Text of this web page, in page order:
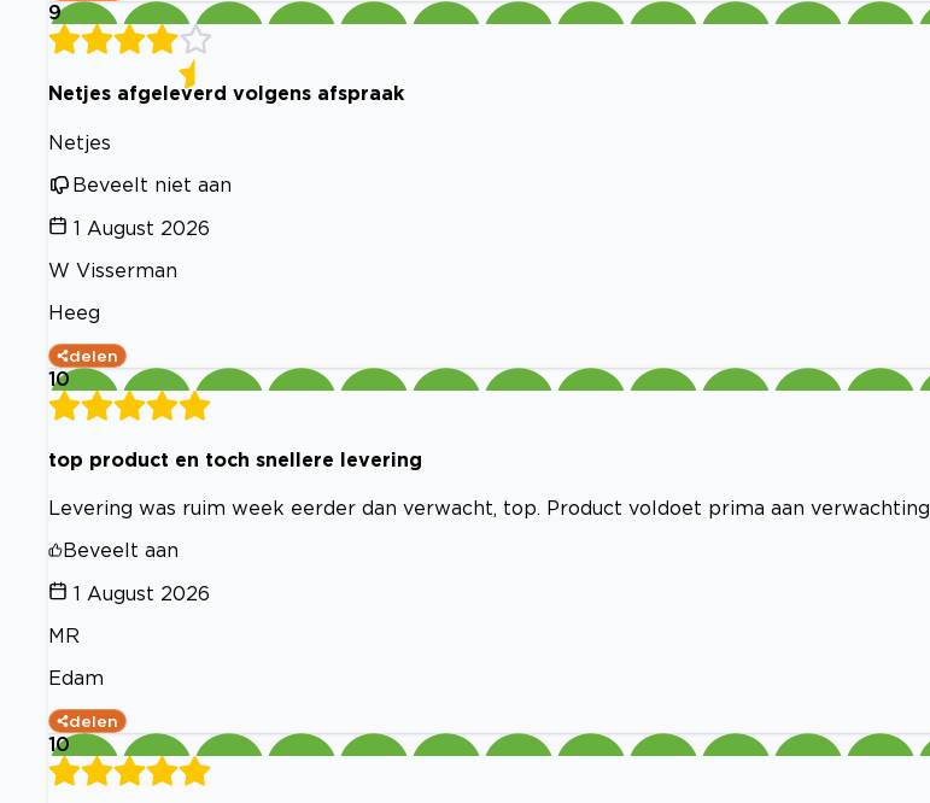
9
Netjes afgeleverd volgens afspraak
Netjes
Beveelt niet aan
1 August 2026
W Visserman
Heeg
delen
10
top product en toch snellere levering
Levering was ruim week eerder dan verwacht, top. Product voldoet prima aan verwachting
Beveelt aan
1 August 2026
MR
Edam
delen
10